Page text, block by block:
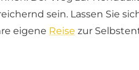
sein. Lassen Sie
eigene Reise zur